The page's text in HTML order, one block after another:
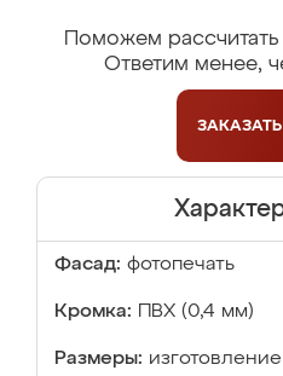
Поможем рассчитать
Ответим менее,
ЗАКАЗАТЬ
Фасад: фотопечать
Кромка: ПВХ (0,4 мм)
Размеры: